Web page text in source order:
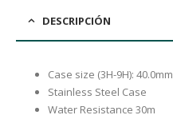
DESCRIPCIÓN
Case size (3H-9H): 40.0mm
Stainless Steel Case
Water Resistance 30m